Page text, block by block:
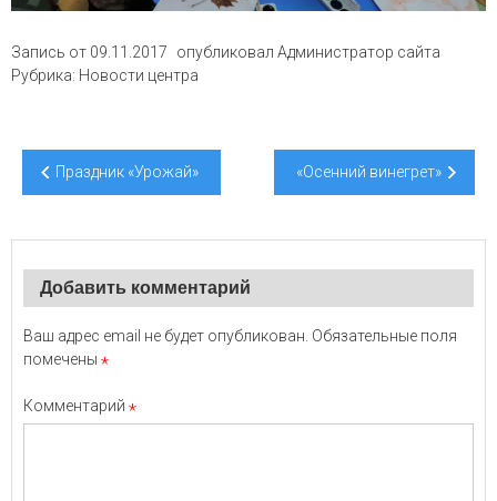
Запись от 09.11.2017 опубликовал Администратор сайта
Рубрика: Новости центра
Навигация
по
записям
Праздник «Урожай» «Осенний винегрет»
Добавить комментарий
Ваш адрес email не будет опубликован. Обязательные поля
помечены *
Комментарий *